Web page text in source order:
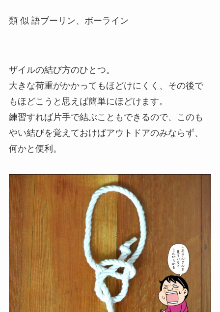
類 似 語ブーリン、ボーライン
ザイルの結び方のひとつ。
大きな荷重がかかっても ほどけにくく 、その後で
もほどこうと思えば簡単にほどけます。
練習すれば片手で結ぶこともできるので、このも
やい結びを覚えておけばアウトドアのみならず、
何かと便利。